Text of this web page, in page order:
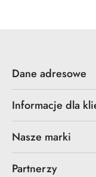
Dane adresowe
Informacje dla
Nasze marki
Partnerzy